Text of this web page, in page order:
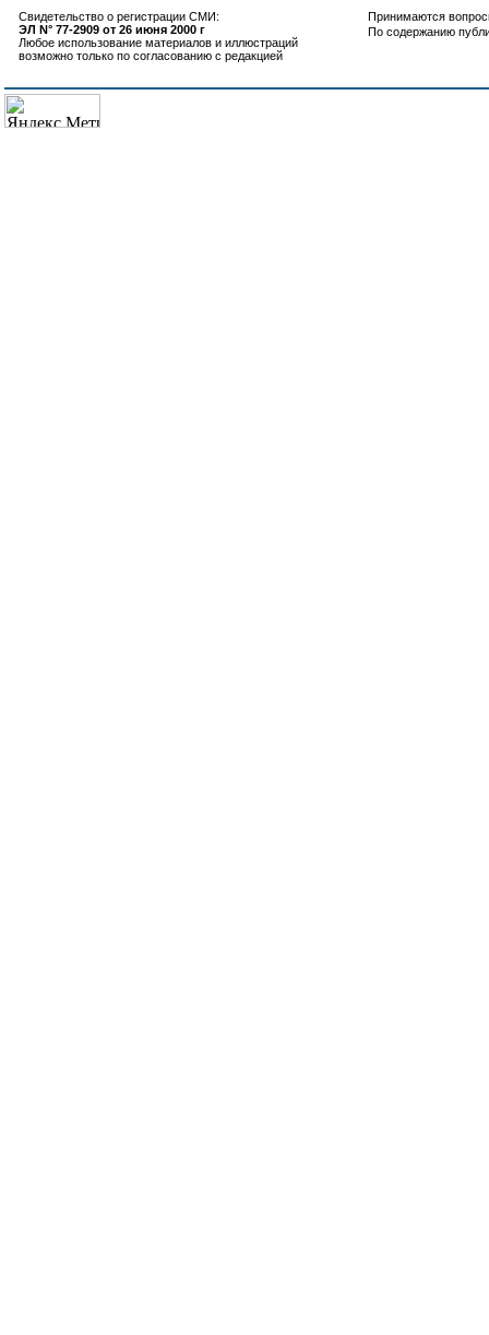
Свидетельство о регистрации СМИ:
ЭЛ N° 77-2909 от 26 июня 2000 г
Любое использование материалов и иллюстраций
возможно только по согласованию с редакцией
Принимаются
По содержанию